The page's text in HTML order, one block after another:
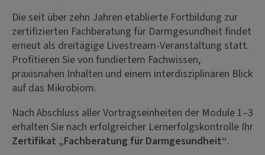
Die seit über zehn Jahren etablierte Fortbildung zur
zertifizierten Fachberatung für Darmgesundheit findet
erneut als dreitägige Livestream-Veranstaltung statt.
Profitieren Sie von fundiertem Fachwissen,
praxisnahen Inhalten und einem interdisziplinären Blick
auf das Mikrobiom.
Nach Abschluss aller Vortragseinheiten der Module 1–3
erhalten Sie nach erfolgreicher Lernerfolgskontrolle Ihr
Zertifikat „Fachberatung für Darmgesundheit“.